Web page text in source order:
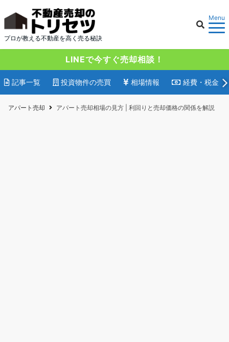
プロが教える不動産を高く売る秘訣
Menu
LINEで今すぐ売却相談！
記事一覧 投資物件の売買 相場情報 経費・税金
アパート売却 アパート売却相場の見方 | 利回りと売却価格の関係を解説